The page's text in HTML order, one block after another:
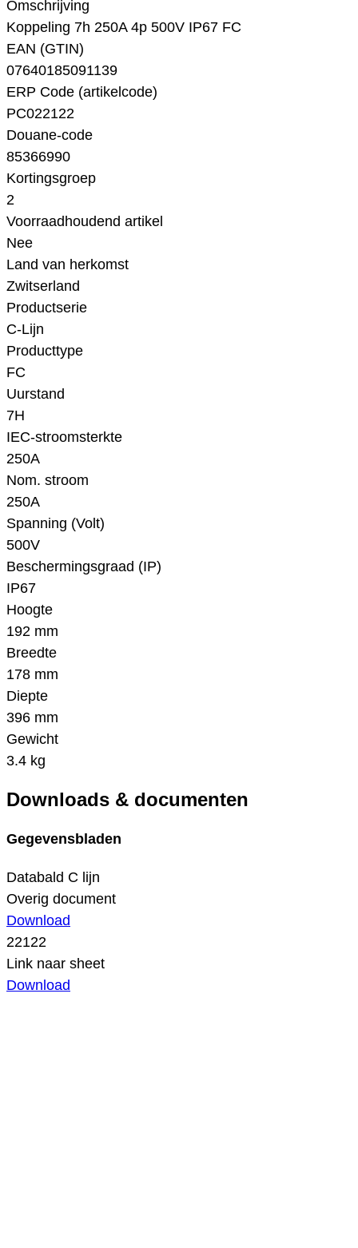
Omschrijving
Koppeling 7h 250A 4p 500V IP67 FC
EAN (GTIN)
07640185091139
ERP Code (artikelcode)
PC022122
Douane-code
85366990
Kortingsgroep
2
Voorraadhoudend artikel
Nee
Land van herkomst
Zwitserland
Productserie
C-Lijn
Producttype
FC
Uurstand
7H
IEC-stroomsterkte
250A
Nom. stroom
250A
Spanning (Volt)
500V
Beschermingsgraad (IP)
IP67
Hoogte
192 mm
Breedte
178 mm
Diepte
396 mm
Gewicht
3.4 kg
Downloads & documenten
Gegevensbladen
Databald C lijn
Overig document
Download
22122
Link naar sheet
Download